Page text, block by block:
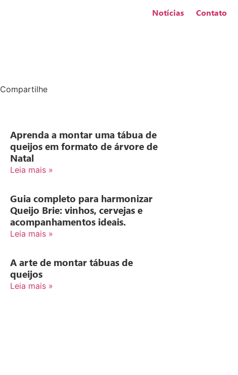
Notícias Contato
Compartilhe
Aprenda a montar uma tábua de
queijos em formato de árvore de
Natal
Leia mais »
Guia completo para harmonizar
Queijo Brie: vinhos, cervejas e
acompanhamentos ideais.
Leia mais »
A arte de montar tábuas de
queijos
Leia mais »